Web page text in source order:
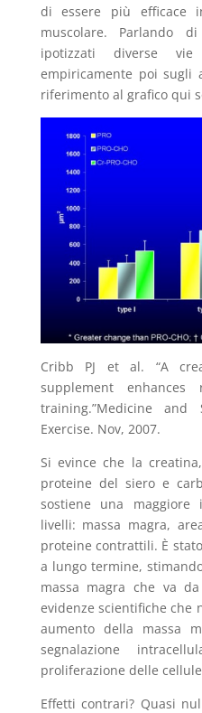
di essere più efficace
muscolare. Parlando
ipotizzati diverse vie
empiricamente poi sugli
riferimento al grafico qui
Cribb PJ et al. “A
supplement enhances
training.”Medicine
Exercise. Nov, 2007.
Si evince che la
proteine del siero e
sostiene una
livelli: massa magra,
proteine contrattili. È
a lungo termine,
massa magra che va
evidenze scientifiche che
aumento della massa
segnalazione
proliferazione delle
Effetti contrari? Quasi